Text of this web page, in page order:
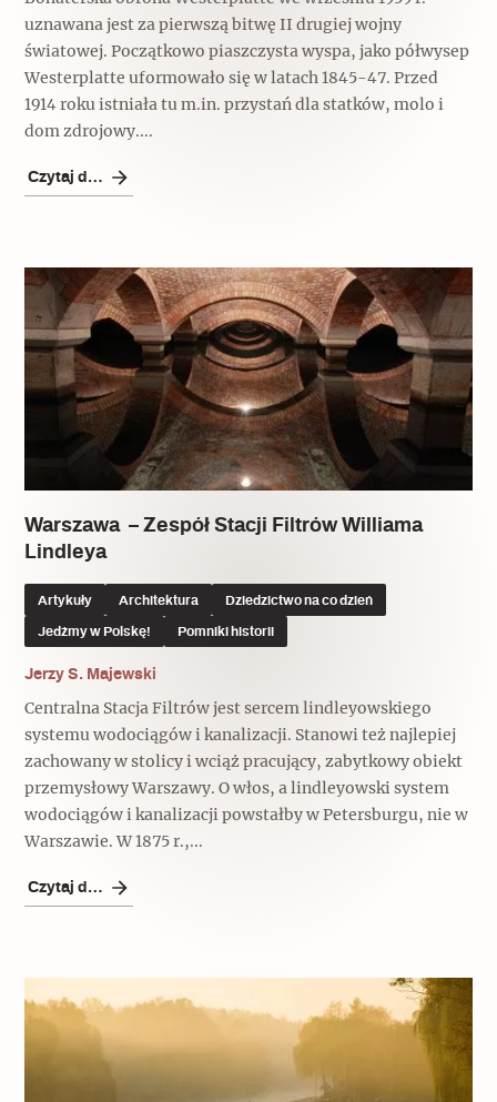
uznawana jest za pierwszą bitwę II drugiej wojny
światowej. Początkowo piaszczysta wyspa, jako półwysep
Westerplatte uformowało się w latach 1845-47. Przed
1914 roku istniała tu m.in. przystań dla statków, molo i
dom zdrojowy....
Czytaj dalej
Warszawa – Zespół Stacji Filtrów Williama
Lindleya
Artykuły Architektura Dziedzictwo na co dzień
Jedźmy w Polskę! Pomniki historii
Jerzy S. Majewski
Centralna Stacja Filtrów jest sercem lindleyowskiego
systemu wodociągów i kanalizacji. Stanowi też najlepiej
zachowany w stolicy i wciąż pracujący, zabytkowy obiekt
przemysłowy Warszawy. O włos, a lindleyowski system
wodociągów i kanalizacji powstałby w Petersburgu, nie w
Warszawie. W 1875 r.,...
Czytaj dalej